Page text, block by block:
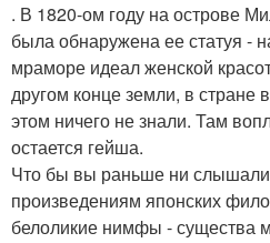
. В 1820-ом году на острове
была обнаружена ее статуя -
мраморе идеал женской
другом конце земли, в стране
этом ничего не знали. Там
остается гейша.
Что бы вы раньше ни слышали
произведениям японских
белоликие нимфы - существа